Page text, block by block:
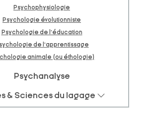
Psychophysiologie
Psychologie évolutionniste
Psychologie de l'éducation
de l'apprentissage
animale (ou éthologie)
Psychanalyse
& Sciences du lagage